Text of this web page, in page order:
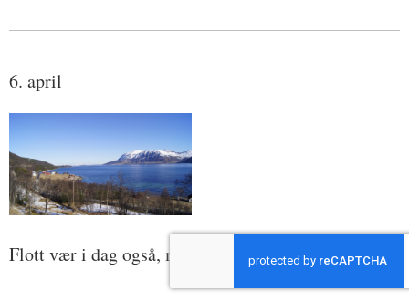
6. april
Flott vær i dag også, men litt vind utpå dagen.